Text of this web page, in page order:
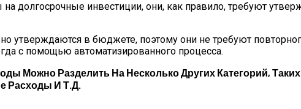
долгосрочные инвестиции, они, как правило, требуют
утверждаются в бюджете, поэтому они не требуют
с помощью автоматизированного процесса.
Можно Разделить На Несколько Других Категорий,
Расходы И Т.д.